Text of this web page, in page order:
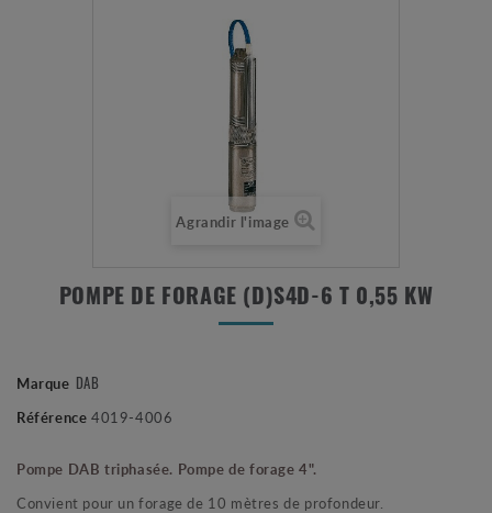
Agrandir l'image
POMPE DE FORAGE (D)S4D-6 T 0,55 KW
Marque DAB
Référence 4019-4006
Pompe DAB triphasée. Pompe de forage 4".
Convient pour un forage de 10 mètres de profondeur.